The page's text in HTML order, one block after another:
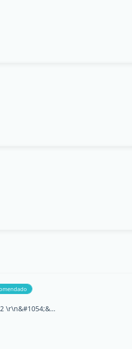
Rue Ostojenka, bâtiment 27, corpus 2 \r\n&#1054;&#1089;&#1090;&#1086;&#1078;&#1077;&#1085;&#1082;&#1072; &#1076;. 27 &#1082;&#1086;&#1088;&#1087;. 2, Moscou